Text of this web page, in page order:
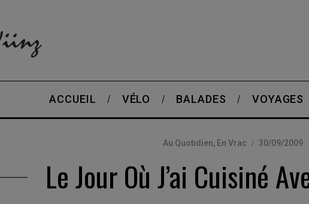
ACCUEIL VÉLO BALADES VOYAGES
Au Quotidien, En Vrac 30/09/2009
Le Jour Où J’ai Cuisiné